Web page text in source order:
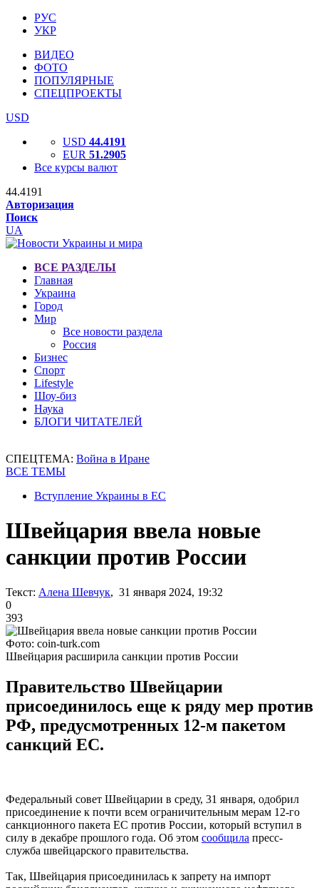
РУС
УКР
ВИДЕО
ФОТО
ПОПУЛЯРНЫЕ
СПЕЦПРОЕКТЫ
USD
USD 44.4191
EUR 51.2905
Все курсы валют
44.4191
Авторизация
Поиск
UA
ВСЕ РАЗДЕЛЫ
Главная
Украина
Город
Мир
Все новости раздела
Россия
Бизнес
Спорт
Lifestyle
Шоу-биз
Наука
БЛОГИ ЧИТАТЕЛЕЙ
СПЕЦТЕМА: Война в Иране
ВСЕ ТЕМЫ
Вступление Украины в ЕС
Швейцария ввела новые
санкции против России
Текст: Алена Шевчук, 31 января 2024, 19:32
0
393
Фото: coin-turk.com
Швейцария расширила санкции против России
Правительство Швейцарии
присоединилось еще к ряду мер против
РФ, предусмотренных 12-м пакетом
санкций ЕС.
Федеральный совет Швейцарии в среду, 31 января, одобрил
присоединение к почти всем ограничительным мерам 12-го
санкционного пакета ЕС против России, который вступил в
силу в декабре прошлого года. Об этом сообщила пресс-
служба швейцарского правительства.
Так, Швейцария присоединилась к запрету на импорт